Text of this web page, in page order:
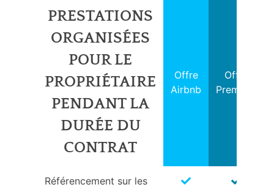
PRESTATIONS
ORGANISÉES
POUR LE
PROPRIÉTAIRE
PENDANT LA
DURÉE DU
CONTRAT
Offre
Airbnb
Offre
Premium
Référencement sur les